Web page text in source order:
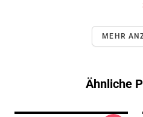
MEHR
Ähnliche